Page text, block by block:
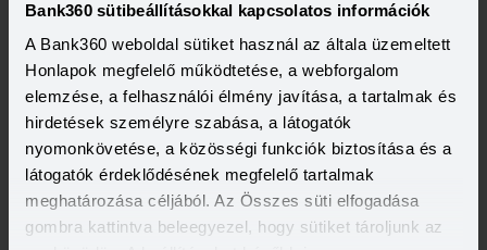
Bank360 sütibeállításokkal kapcsolatos információk
A Bank360 weboldal sütiket használ az általa üzemeltett
Honlapok megfelelő működtetése, a webforgalom
elemzése, a felhasználói élmény javítása, a tartalmak és
hirdetések személyre szabása, a látogatók
nyomonkövetése, a közösségi funkciók biztosítása és a
látogatók érdeklődésének megfelelő tartalmak
meghatározása céljából. Az Összes süti elfogadása
gombra kattintva beleegyezel, hogy sütiket tároljunk az
Tovább a fiókoldalra
1075 Budapest, Károly körút 3/B.